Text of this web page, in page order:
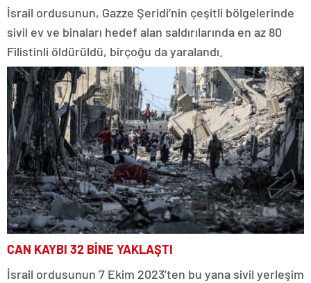
İsrail ordusunun, Gazze Şeridi’nin çeşitli bölgelerinde
sivil ev ve binaları hedef alan saldırılarında en az 80
Filistinli öldürüldü, birçoğu da yaralandı.
CAN KAYBI 32 BİNE YAKLAŞTI
İsrail ordusunun 7 Ekim 2023’ten bu yana sivil yerleşim